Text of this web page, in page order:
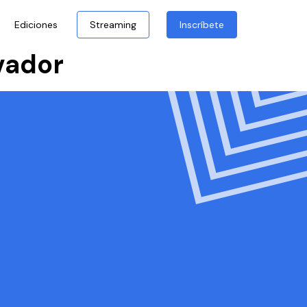
Ediciones Streaming Inscríbete